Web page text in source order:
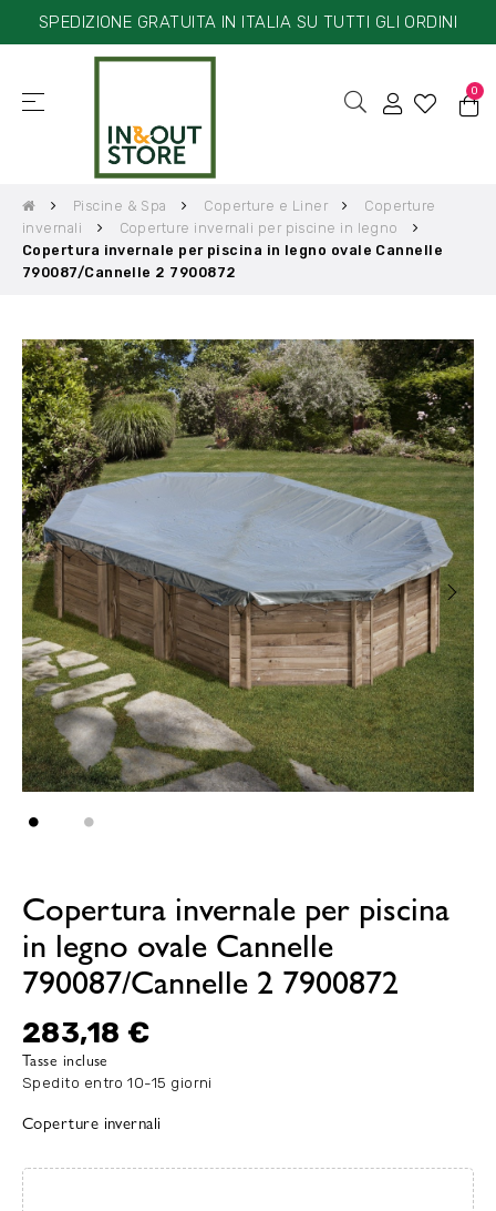
SPEDIZIONE GRATUITA IN ITALIA SU TUTTI GLI ORDINI
navigazione
☰ 0
Piscine & Spa Coperture e Liner
Coperture
invernali
Coperture invernali per piscine in legno
Copertura invernale per piscina in legno ovale Cannelle
790087/Cannelle 2 7900872
Copertura invernale per piscina
in legno ovale Cannelle
790087/Cannelle 2 7900872
283,18 €
Tasse incluse
Spedito entro 10-15 giorni
Coperture invernali